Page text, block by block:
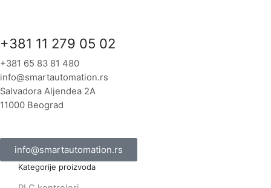
+381 11 279 05 02
+381 65 83 81 480
info@smartautomation.rs
Salvadora Aljendea 2A
11000 Beograd
info@smartautomation.rs
Kategorije proizvoda